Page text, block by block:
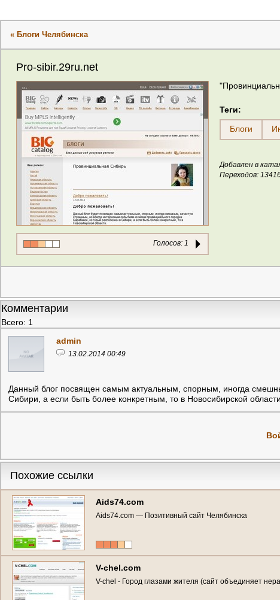
« Блоги Челябинска
Pro-sibir.29ru.net
Теги:
Блоги
Добавлен в
Переходов:
Голосов: 1
Комментарии
Всего: 1
admin
13.02.2014 00:49
Данный блог посвящен самым актуальным, спорным, иногда
Сибири, а если быть более конкретным, то в Новосибирской области.
Похожие ссылки
Aids74.com
Aids74.com — Позитивный сайт Челябинска
V-chel.com
V-chel - Город глазами жителя (сайт объединяет